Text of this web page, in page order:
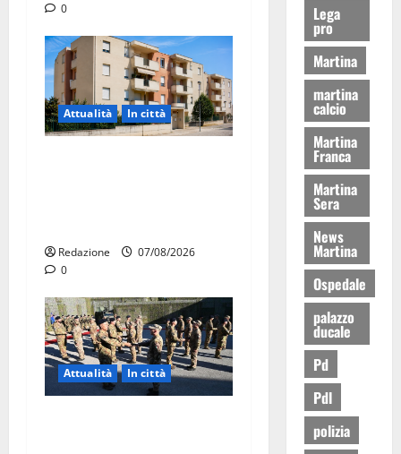
0
Attualità In città
Redazione
07/08/2026
0
Attualità In città
Lega
pro
Martina
martina
calcio
Martina
Franca
Martina
Sera
News
Martina
Ospedale
palazzo
ducale
Pd
Pdl
polizia